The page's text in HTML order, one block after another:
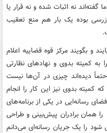
نه اثبات شده و نه قرار یا
بوده یک بار هم منع تعقیب
و بگویند مرکز قوه قضاییه اعلام
به کمیته بدوی و نهادهای نظارتی
دیده‌اند چیزی در آن‌ها نیست
کمیته بدوی نیز این کار را انجام
رسانه‌ایی در یکی از برنامه‌های
همان برادران پیش‌بینی و طراحی
را یک جریان رسانه‌ای می‌دانم